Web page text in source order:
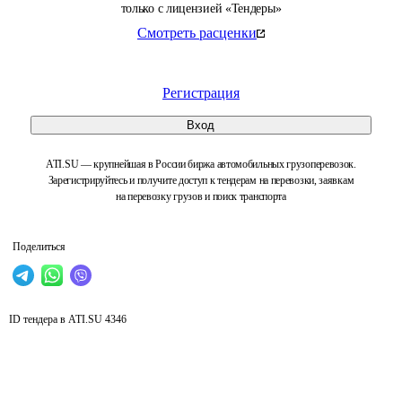
только с лицензией «Тендеры»
Смотреть расценки
Регистрация
Вход
ATI.SU — крупнейшая в России биржа автомобильных грузоперевозок.
Зарегистрируйтесь и получите доступ к тендерам на перевозки, заявкам
на перевозку грузов и поиск транспорта
Поделиться
ID тендера в ATI.SU 4346